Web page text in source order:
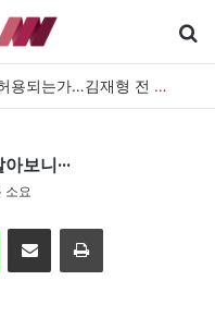
[출판] 표현의 자유는 어디까지 허용되는가…김재형 전 대법관 ‘언론과 인격권’
보니···
소요
이메일